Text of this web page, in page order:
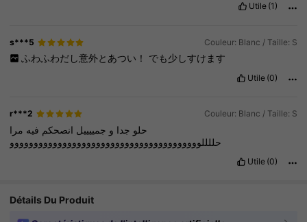
Utile (1)
s***5 Couleur: Blanc / Taille: S
ふわふわだし意外とあつい！ でも少しすけます
Utile (0)
r***2 Couleur: Blanc / Taille: S
حلو جدا و جمييييل انصحكم فيه مرا
حللللوووووووووووووووووووووووووووووووووووووووو
Utile (0)
Détails Du Produit